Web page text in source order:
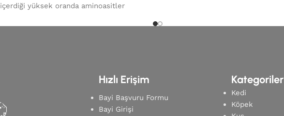
içerdiği yüksek oranda aminoasitler
Hızlı Erişim
Bayi Başvuru Formu
Bayi Girişi
Kategoriler
Kedi
Köpek